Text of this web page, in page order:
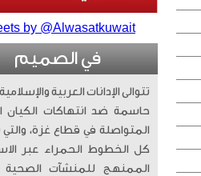
by @Alwasatkuwait
في الصميم
تتوالى الإدانات العربية
حاسمة ضد انتهاكات الكيان
المتواصلة في قطاع غزة،
كل الخطوط الحمراء عبر
الممنهج للمنشآت الصحية